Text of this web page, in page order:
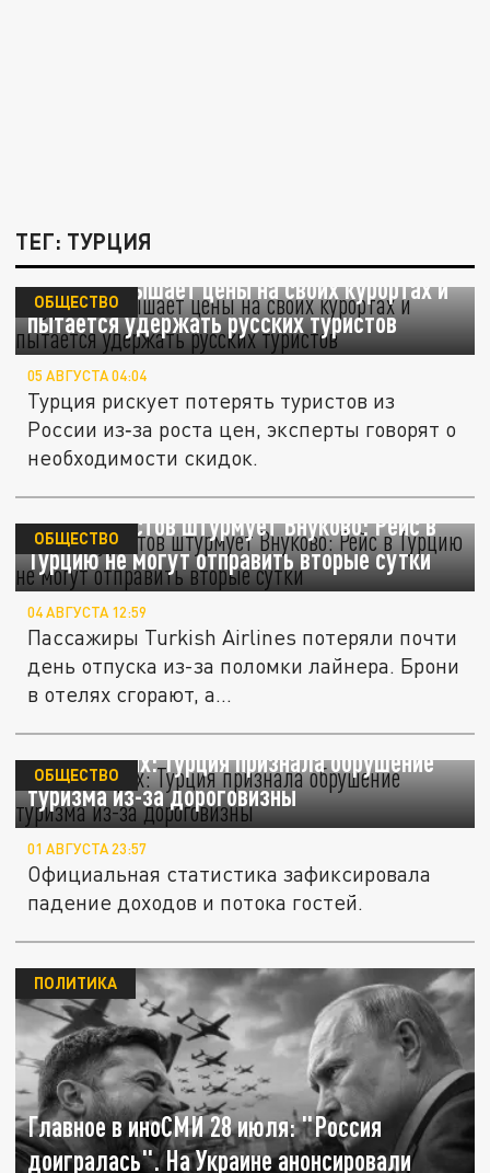
ТЕГ: ТУРЦИЯ
Турция повышает цены на своих курортах и
пытается удержать русских туристов
ОБЩЕСТВО
05 АВГУСТА 04:04
Турция рискует потерять туристов из
России из‑за роста цен, эксперты говорят о
необходимости скидок.
Сотня туристов штурмует Внуково: Рейс в
Турцию не могут отправить вторые сутки
ОБЩЕСТВО
04 АВГУСТА 12:59
Пассажиры Turkish Airlines потеряли почти
день отпуска из-за поломки лайнера. Брони
в отелях сгорают, а...
Полный крах: Турция признала обрушение
туризма из-за дороговизны
ОБЩЕСТВО
01 АВГУСТА 23:57
Официальная статистика зафиксировала
падение доходов и потока гостей.
Главное в иноСМИ 28 июля: "Россия
доигралась". На Украине анонсировали
ПОЛИТИКА